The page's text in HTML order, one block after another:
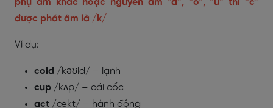
phụ âm khác hoặc nguyên âm “a”, “o”, “u” thì “c”
được phát âm là /k/
Ví dụ:
cold /kəʊld/ – lạnh
cup /kʌp/ – cái cốc
act /ækt/ – hành động